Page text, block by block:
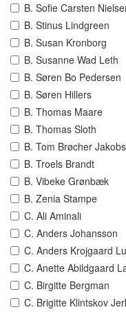
B. Sofie Carsten
B. Stinus Lindgreen
B. Susan Kronborg
B. Susanne Wad Leth
B. Søren Bo Pedersen
B. Søren Hillers
B. Thomas Maare
B. Thomas Sloth
B. Tom Brøcher
B. Troels Brandt
B. Vibeke Grønbæk
B. Zenia Stampe
C. Ali Aminali
C. Anders Johansson
C. Anders Krojgaard
C. Anette Abildgaard
C. Birgitte Bergman
C. Brigitte Klintskov